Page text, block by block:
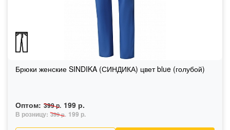
Брюки женские SINDIKA (СИНДИКА) цвет blue (голубой)
Оптом: 399 р. 199 р.
В розницу: 399 р. 199 р.